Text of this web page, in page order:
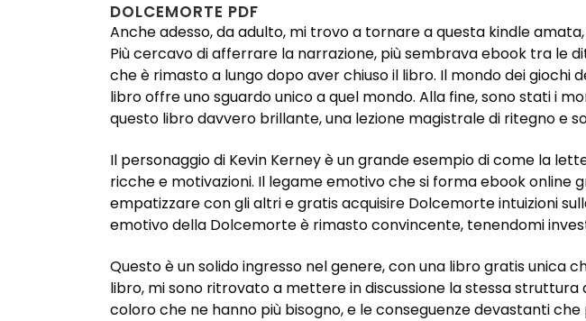
DOLCEMORTE PDF
Anche adesso, da adulto, mi trovo a tornare a questa kindle
Più cercavo di afferrare la narrazione, più sembrava ebook tra le
che è rimasto a lungo dopo aver chiuso il libro. Il mondo dei
libro offre uno sguardo unico a quel mondo. Alla fine, sono stati i
questo libro davvero brillante, una lezione magistrale di ritegno e
Il personaggio di Kevin Kerney è un grande esempio di come la
ricche e motivazioni. Il legame emotivo che si forma ebook
empatizzare con gli altri e gratis acquisire Dolcemorte intuizioni
emotivo della Dolcemorte è rimasto convincente, tenendomi
Questo è un solido ingresso nel genere, con una libro gratis unica
libro, mi sono ritrovato a mettere in discussione la stessa
coloro che ne hanno più bisogno, e le conseguenze devastanti